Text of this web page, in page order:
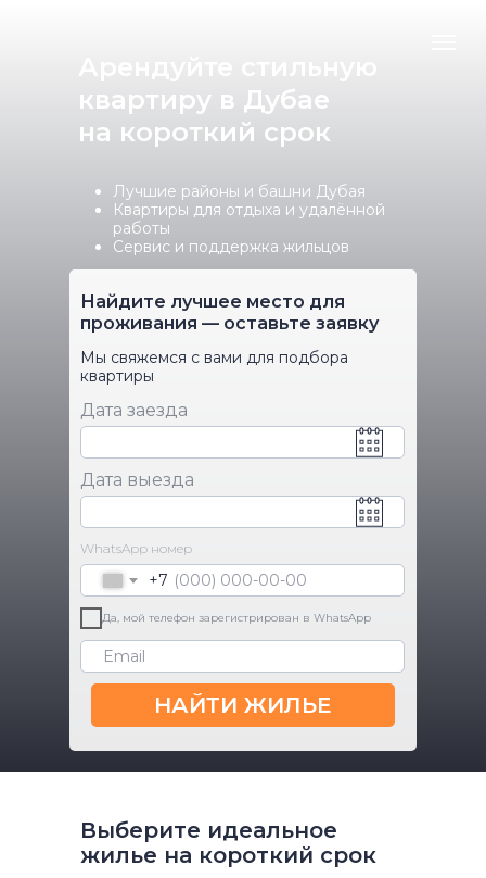
Лучшие районы и башни Дубая
Квартиры для отдыха и удалённой
работы
Сервис и поддержка жильцов
Дата заезда
Дата выезда
WhatsApp номер
+7
Да, мой телефон зарегистрирован в WhatsApp
НАЙТИ ЖИЛЬЕ
Найдите лучшее место для
проживания — оставьте заявку
Мы свяжемся с вами для подбора
квартиры
квартиру в Дубае
на короткий срок
Выберите идеальное
жилье на короткий срок
Если вы не в Дубае, мы можем показать